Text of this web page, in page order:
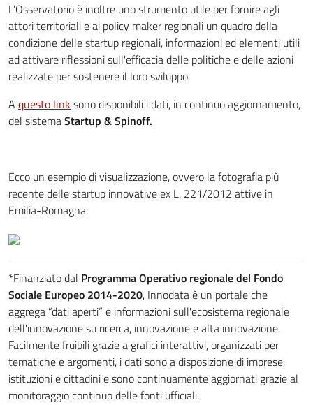
L’Osservatorio è inoltre uno strumento utile per fornire agli
attori territoriali e ai policy maker regionali un quadro della
condizione delle startup regionali, informazioni ed elementi utili
ad attivare riflessioni sull'efficacia delle politiche e delle azioni
realizzate per sostenere il loro sviluppo.
A questo linksono disponibili i dati, in continuo aggiornamento,
del sistemaStartup & Spinoff.
Ecco un esempio di visualizzazione, ovvero la fotografia più
recente delle startup innovative ex L. 221/2012 attive in
Emilia-Romagna:
*Finanziato dal Programma Operativo regionale del Fondo
Sociale Europeo 2014-2020, Innodata è un portale che
aggrega “dati aperti” e informazioni sull'ecosistema regionale
dell'innovazione su ricerca, innovazione e alta innovazione.
Facilmente fruibili grazie a grafici interattivi, organizzati per
tematiche e argomenti, i dati sono a disposizione di imprese,
istituzioni e cittadini e sono continuamente aggiornati grazie al
monitoraggio continuo delle fonti ufficiali.